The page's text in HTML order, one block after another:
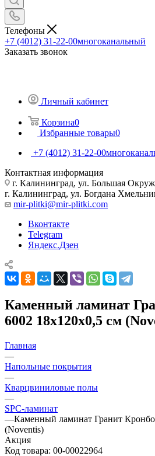
Телефоны
+7 (4012) 31-22-00многоканальный
Заказать звонок
Личный кабинет
Корзина0
Избранные товары0
+7 (4012) 31-22-00
Контактная информация
г. Калининград, ул. Большая
г. Калининград, ул. Богдана
mir-plitki@mir-plitki.com
Вконтакте
Telegram
Яндекс.Дзен
Каменный ламинат
6002 18x120x0,5 см
Главная
—
Напольные покрытия
—
Кварцвиниловые полы
—
SPC-ламинат
—Каменный ламинат Гранит
(Noventis)
Акция
Код товара: 00-00022964